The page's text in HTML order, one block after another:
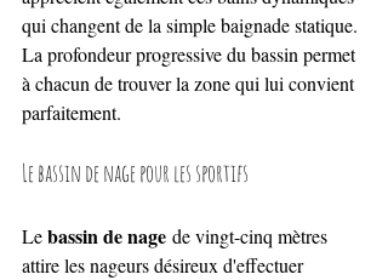
qui changent de la simple baignade statique.
La profondeur progressive du bassin permet
à chacun de trouver la zone qui lui convient
parfaitement.
Le bassin de nage pour les sportifs
Le bassin de nage de vingt-cinq mètres
attire les nageurs désireux d'effectuer